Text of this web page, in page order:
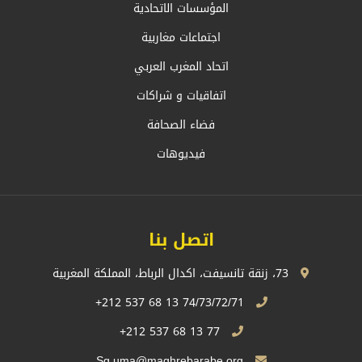
المؤسسات الاتحادية
اجتماعات مغاربية
اتحاد المغرب العربي
اتفاقيات و شراكات
فضاء الصحافة
فيديوهات
اتصل بنا
77 13 68 537 212+